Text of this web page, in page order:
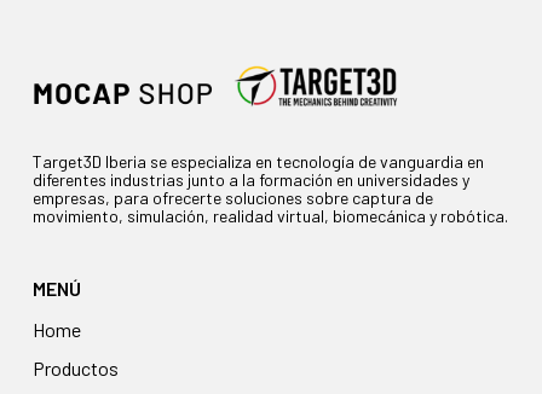
Target3D Iberia se especializa en tecnología de vanguardia en
diferentes industrias junto a la formación en universidades y
empresas, para ofrecerte soluciones sobre captura de
movimiento, simulación, realidad virtual, biomecánica y robótica.
MENÚ
Home
Productos